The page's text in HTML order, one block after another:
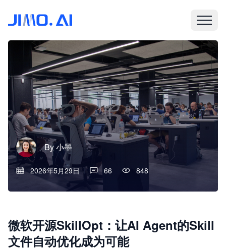
By小墨
2026年5月29日 66 848
微软开源SkillOpt：让AI Agent的Skill
文件自动优化成为可能